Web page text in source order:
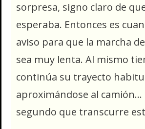
sorpresa, signo claro de
esperaba. Entonces es
aviso para que la marcha
sea muy lenta. Al mismo
continúa su trayecto
aproximándose al camión…
segundo que transcurre